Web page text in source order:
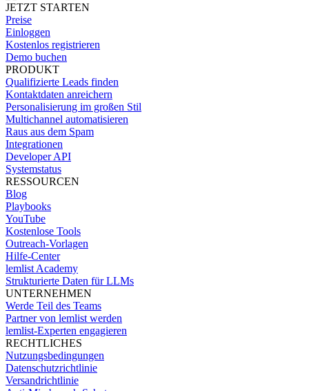
JETZT STARTEN
Preise
Einloggen
Kostenlos registrieren
Demo buchen
PRODUKT
Qualifizierte Leads finden
Kontaktdaten anreichern
Personalisierung im großen Stil
Multichannel automatisieren
Raus aus dem Spam
Integrationen
Developer API
Systemstatus
RESSOURCEN
Blog
Playbooks
YouTube
Kostenlose Tools
Outreach-Vorlagen
Hilfe-Center
lemlist Academy
Strukturierte Daten für LLMs
UNTERNEHMEN
Werde Teil des Teams
Partner von lemlist werden
lemlist-Experten engagieren
RECHTLICHES
Nutzungsbedingungen
Datenschutzrichtlinie
Versandrichtlinie